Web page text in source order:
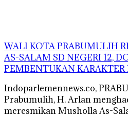
WALI KOTA PRABUMULIH
AS-SALAM SD NEGERI 12,
PEMBENTUKAN KARAKTER
Indoparlemennews.co,
Prabumulih, H. Arlan
meresmikan Musholla As-